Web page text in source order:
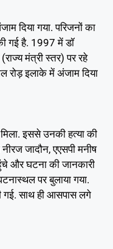
दिया गया. परिजनों का
गई है. 1997 में डॉ
मंत्री स्तर) पर रहे
रोड़ इलाके में अंजाम दिया
इससे उनकी हत्या की
जादौन, एएसपी मनीष
और घटना की जानकारी
पर बुलाया गया.
गई. साथ ही आसपास लगे